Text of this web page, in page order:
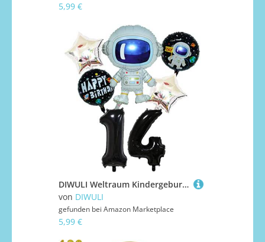
5,99 €
DIWULI Weltraum Kindergeburtstag 14 Jahre - Ballon Set
von DIWULI
gefunden bei Amazon Marketplace
5,99 €